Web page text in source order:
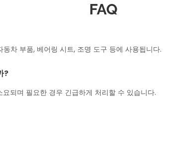
FAQ
차 부품, 베어링 시트, 조명 도구 등에 사용됩니다.
?
되며 필요한 경우 긴급하게 처리할 수 있습니다.